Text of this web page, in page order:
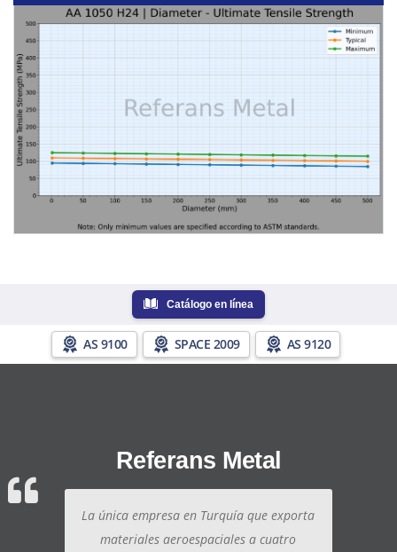
Catálogo en línea
AS 9100 SPACE 2009 AS 9120
Referans Metal
La única empresa en Turquía que exporta
materiales aeroespaciales a cuatro